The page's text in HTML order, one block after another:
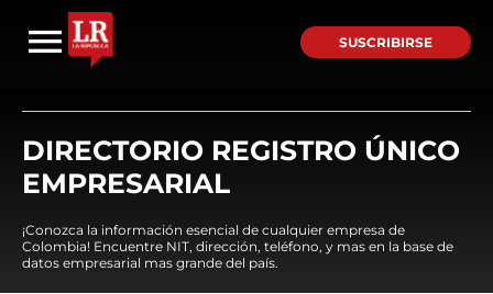
SUSCRIBIRSE
DIRECTORIO REGISTRO ÚNICO
EMPRESARIAL
¡Conozca la información esencial de cualquier empresa de
Colombia! Encuentre NIT, dirección, teléfono, y mas en la base de
datos empresarial mas grande del país.